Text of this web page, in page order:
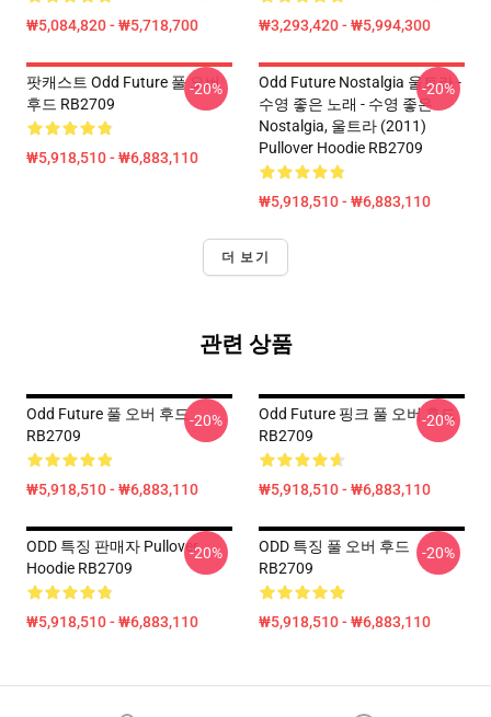
₩5,084,820 - ₩5,718,700 ₩3,293,420 - ₩5,994,300
팟캐스트 Odd Future 풀 오버
후드 RB2709
₩5,918,510 - ₩6,883,110
-20%
Odd Future Nostalgia 울트라 -
수영 좋은 노래 - 수영 좋은
Nostalgia, 울트라 (2011)
Pullover Hoodie RB2709
₩5,918,510 - ₩6,883,110
-20%
더 보기
관련 상품
Odd Future 풀 오버 후드
RB2709
₩5,918,510 - ₩6,883,110
-20%
Odd Future 핑크 풀 오버 후드
RB2709
₩5,918,510 - ₩6,883,110
-20%
ODD 특징 판매자 Pullover
Hoodie RB2709
₩5,918,510 - ₩6,883,110
-20%
ODD 특징 풀 오버 후드
RB2709
₩5,918,510 - ₩6,883,110
-20%